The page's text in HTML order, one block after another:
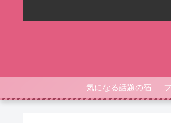
気になる話題の宿